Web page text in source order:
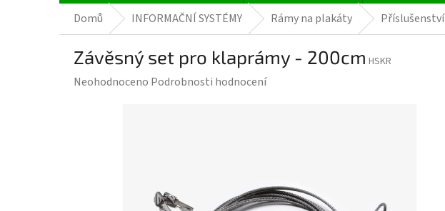
Domů INFORMAČNÍ SYSTÉMY Rámy na plakáty Příslušenství
Závěsný set pro klaprámy - 200cm HSKR
Průměrné
Neohodnoceno Podrobnosti hodnocení